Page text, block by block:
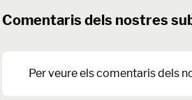
Comentaris dels nostres
Per veure els comentaris dels